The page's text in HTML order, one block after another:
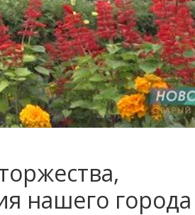
нашего города